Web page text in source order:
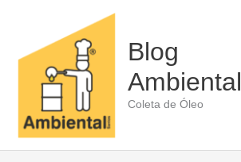
conteúdo
Blog
Ambiental
Coleta de Óleo